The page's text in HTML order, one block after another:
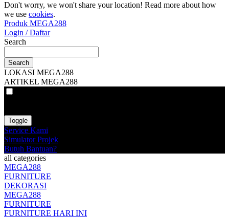
Don't worry, we won't share your location! Read more about how
we use cookies.
Produk MEGA288
Login / Daftar
Search
Search
LOKASI MEGA288
ARTIKEL MEGA288
Toggle
Service Kami
Simulator Projek
Butuh Bantuan?
all categories
MEGA288
FURNITURE
DEKORASI
MEGA288
FURNITURE
FURNITURE HARI INI